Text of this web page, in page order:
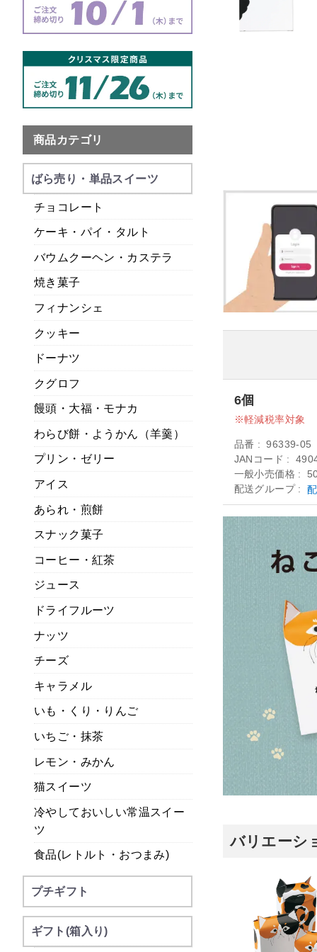
6個
軽減税率対象
品番
96339-05
JANコード
一般小売価格
配送グループ
バリエーシ
商品カテゴリ
ばら売り・単品スイーツ
チョコレート
ケーキ・パイ・タルト
バウムクーヘン・カステラ
焼き菓子
フィナンシェ
クッキー
ドーナツ
クグロフ
饅頭・大福・モナカ
わらび餅・ようかん（羊羹）
プリン・ゼリー
アイス
あられ・煎餅
スナック菓子
コーヒー・紅茶
ジュース
ドライフルーツ
ナッツ
チーズ
キャラメル
いも・くり・りんご
いちご・抹茶
レモン・みかん
猫スイーツ
冷やしておいしい常温スイー
ツ
食品(レトルト・おつまみ)
プチギフト
ギフト(箱入り)